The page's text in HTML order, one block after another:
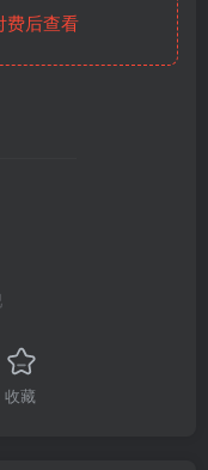
后查看
收藏